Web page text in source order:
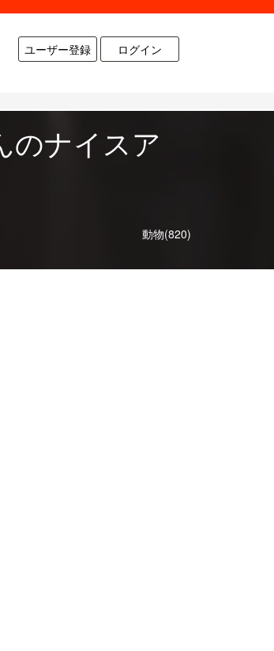
ユーザー登録 ログイン
のナイスア
動物(820)